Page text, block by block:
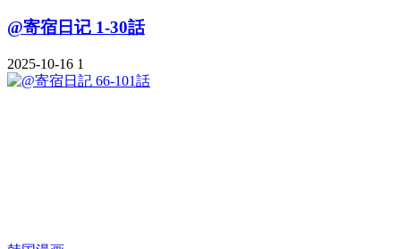
@寄宿日记 1-30話
2025-10-16 1